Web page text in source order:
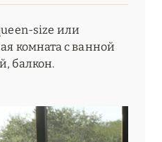
size или
комната с ванной
балкон.